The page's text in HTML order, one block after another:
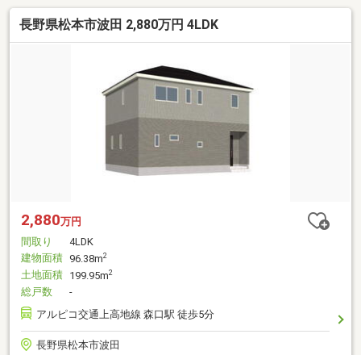
長野県松本市波田 2,880万円 4LDK
2,880万円
間取り
4LDK
建物面積 96.38m2
土地面積 199.95m2
総戸数
-
アルピコ交通上高地線 森口駅 徒歩5分
長野県松本市波田